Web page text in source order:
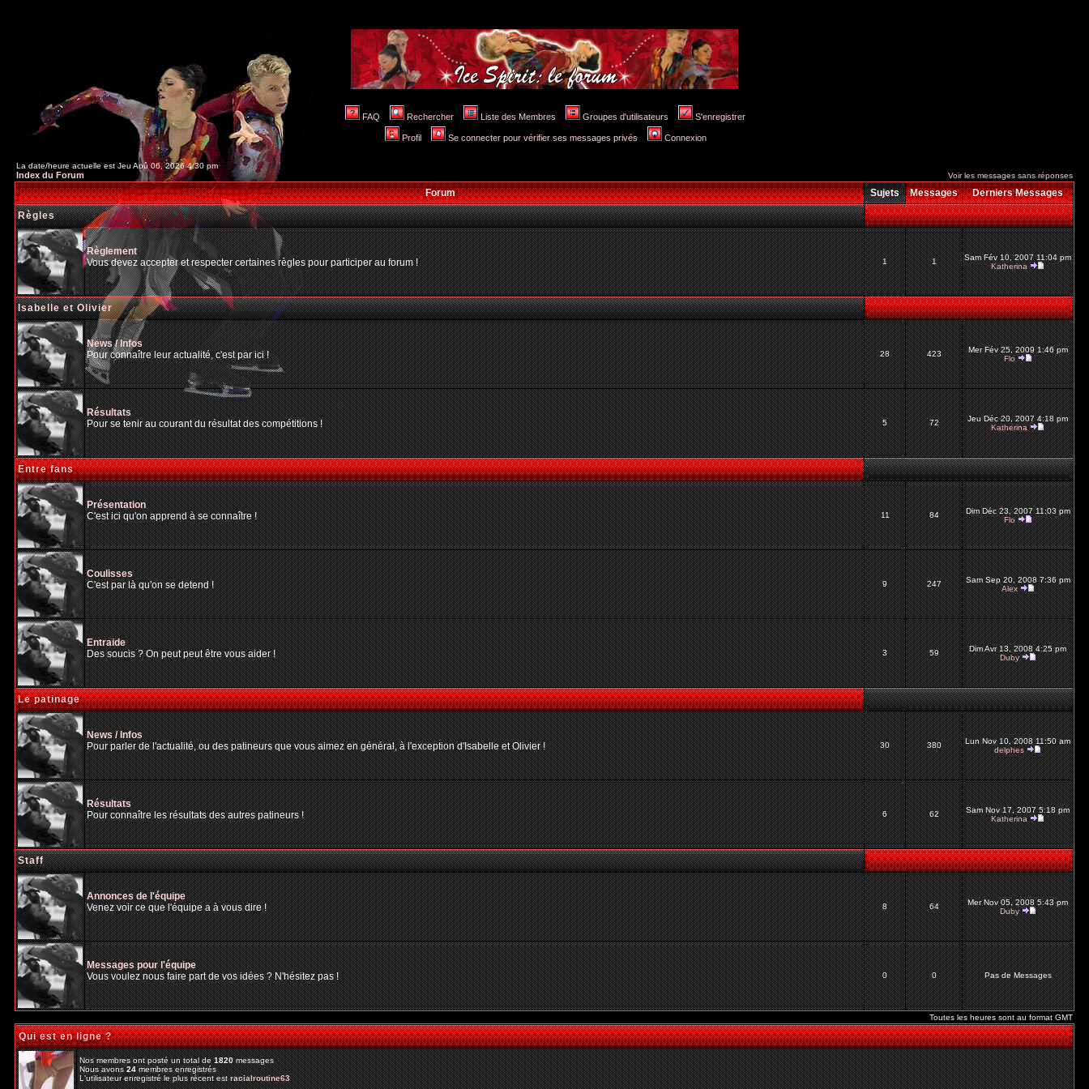
FAQ Rechercher Liste des Membres Groupes d'utilisateurs S'enregistrer
Profil Se connecter pour vérifier ses messages privés Connexion
La date/heure actuelle est Jeu Aoû 06, 2026 4:30 pm
Index du Forum Voir les messages sans réponses
Forum Sujets Messages
Derniers Messages
Règles
Règlement
Vous devez accepter et respecter certaines règles pour participer au forum !
1 1
Sam Fév 10, 2007 11:04 pm
Katherina
Isabelle et Olivier
News / Infos
Pour connaître leur actualité, c'est par ici !
28 423
Mer Fév 25, 2009 1:46 pm
Flo
Résultats
Pour se tenir au courant du résultat des compétitions !
5 72
Jeu Déc 20, 2007 4:18 pm
Katherina
Entre fans
Présentation
C'est ici qu'on apprend à se connaître !
11 84
Dim Déc 23, 2007 11:03 pm
Flo
Coulisses
C'est par là qu'on se detend !
9 247
Sam Sep 20, 2008 7:36 pm
Alex
Entraide
Des soucis ? On peut peut être vous aider !
3 59
Dim Avr 13, 2008 4:25 pm
Duby
Le patinage
News / Infos
Pour parler de l'actualité, ou des patineurs que vous aimez en général, à l'exception d'Isabelle et Olivier !
30 380
Lun Nov 10, 2008 11:50 am
delphes
Résultats
Pour connaître les résultats des autres patineurs !
6 62
Sam Nov 17, 2007 5:18 pm
Katherina
Staff
Annonces de l'équipe
Venez voir ce que l'équipe a à vous dire !
8 64
Mer Nov 05, 2008 5:43 pm
Duby
Messages pour l'équipe
Vous voulez nous faire part de vos idées ? N'hésitez pas !
0 0 Pas de Messages
Toutes les heures sont au format GMT
Qui est en ligne ?
Nos membres ont posté un total de1820messages
Nous avons24membres enregistrés
L'utilisateur enregistré le plus récent estracialroutine63